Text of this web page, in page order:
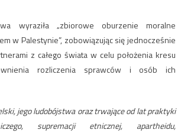
wyraziła „zbiorowe oburzenie moralne
w Palestynie”, zobowiązując się jednocześnie
z całego świata w celu położenia kresu
rozliczenia sprawców i osób ich
jego ludobójstwa oraz trwające od lat praktyki
supremacji etnicznej, apartheidu,